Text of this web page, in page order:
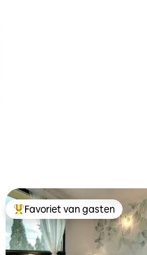
Topfavoriet van gasten
Favoriet van gasten